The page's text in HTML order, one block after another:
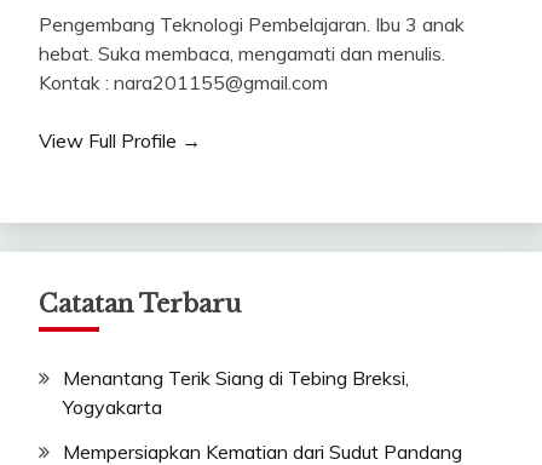
Pengembang Teknologi Pembelajaran. Ibu 3 anak
hebat. Suka membaca, mengamati dan menulis.
Kontak : nara201155@gmail.com
View Full Profile →
Catatan Terbaru
Menantang Terik Siang di Tebing Breksi,
Yogyakarta
Mempersiapkan Kematian dari Sudut Pandang